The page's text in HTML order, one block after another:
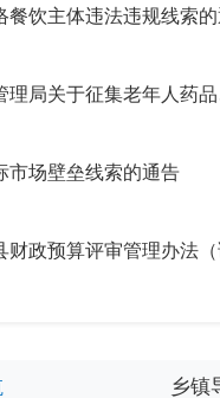
餐饮主体违法违规线索
市场壁垒线索的通告
乡镇